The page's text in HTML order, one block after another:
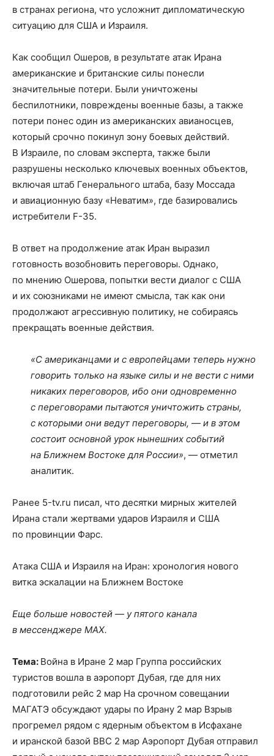
в странах региона, что усложнит дипломатическую
ситуацию для США и Израиля.
Как сообщил Ошеров, в результате атак Ирана
американские и британские силы понесли
значительные потери. Были уничтожены
беспилотники, повреждены военные базы, а также
потери понес один из американских авианосцев,
который срочно покинул зону боевых действий.
В Израиле, по словам эксперта, также были
разрушены несколько ключевых военных объектов,
включая штаб Генерального штаба, базу Моссада
и авиационную базу «Неватим», где базировались
истребители F-35.
В ответ на продолжение атак Иран выразил
готовность возобновить переговоры. Однако,
по мнению Ошерова, попытки вести диалог с США
и их союзниками не имеют смысла, так как они
продолжают агрессивную политику, не собираясь
прекращать военные действия.
«С американцами и с европейцами теперь нужно
говорить только на языке силы и не вести с ними
никаких переговоров, ибо они одновременно
с переговорами пытаются уничтожить страны,
с которыми они ведут переговоры, — и в этом
состоит основной урок нынешних событий
на Ближнем Востоке для России», — отметил
аналитик.
Ранее 5-tv.ru писал, что десятки мирных жителей
Ирана стали жертвами ударов Израиля и США
по провинции Фарс.
Атака США и Израиля на Иран: хронология нового
витка эскалации на Ближнем Востоке
Еще больше новостей — у пятого канала
в мессенджере MAX.
Тема: Война в Иране 2 мар Группа российских
туристов вошла в аэропорт Дубая, где для них
подготовили рейс 2 мар На срочном совещании
МАГАТЭ обсуждают удары по Ирану 2 мар Взрыв
прогремел рядом с ядерным объектом в Исфахане
и иранской базой ВВС 2 мар Аэропорт Дубая отправил